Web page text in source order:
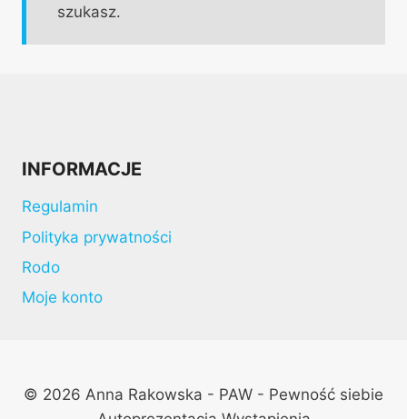
szukasz.
INFORMACJE
Regulamin
Polityka prywatności
Rodo
Moje konto
© 2026 Anna Rakowska - PAW - Pewność siebie